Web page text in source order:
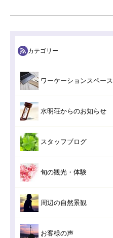
カテゴリー
ワーケーションスペース
水明荘からのお知らせ
スタッフブログ
旬の観光・体験
周辺の自然景観
お客様の声